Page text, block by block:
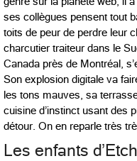
ses collègues pensent tout
toits de peur de perdre leur
charcutier traiteur dans le
Canada près de Montréal,
Son explosion digitale va
les tons mauves, sa
cuisine d’instinct usant des
détour. On en reparle très
Les enfants